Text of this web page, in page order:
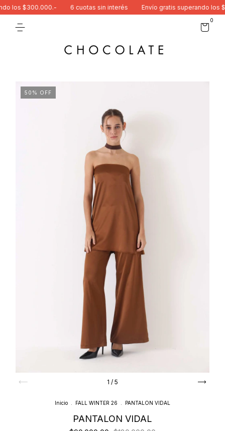
los $300.000.- 6 cuotas sin interés Envío gratis superando los
0
50 % OFF
1 / 5
Inicio FALL WINTER 26 PANTALON VIDAL
PANTALON VIDAL